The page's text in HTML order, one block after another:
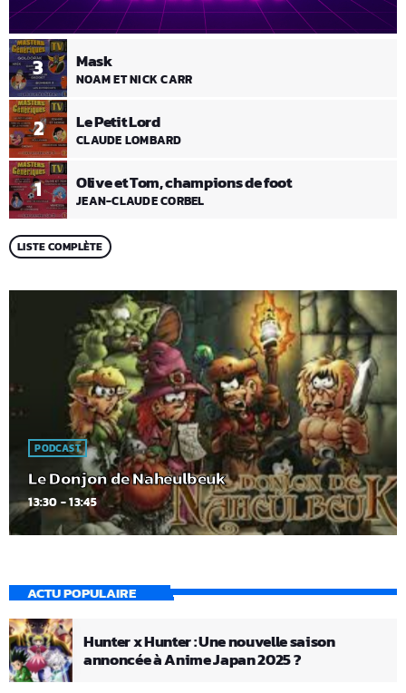
1 Olive et Tom, champions de foot
JEAN-CLAUDE CORBEL
2 Le Petit Lord
CLAUDE LOMBARD
3 Mask
NOAM ET NICK CARR
LISTE COMPLÈTE
PODCAST
Le Donjon de Naheulbeuk
13:30 - 13:45
ACTU POPULAIRE
Hunter x Hunter : Une nouvelle saison
annoncée à Anime Japan 2025 ?